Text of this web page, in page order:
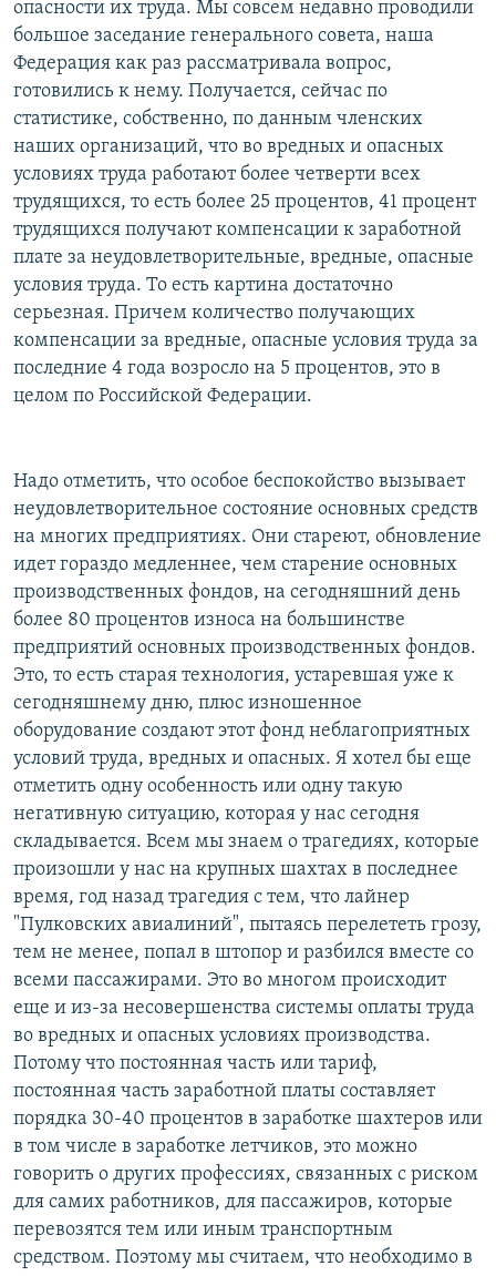
опасности их труда. Мы совсем недавно проводили
большое заседание генерального совета, наша
Федерация как раз рассматривала вопрос,
готовились к нему. Получается, сейчас по
статистике, собственно, по данным членских
наших организаций, что во вредных и опасных
условиях труда работают более четверти всех
трудящихся, то есть более 25 процентов, 41 процент
трудящихся получают компенсации к заработной
плате за неудовлетворительные, вредные, опасные
условия труда. То есть картина достаточно
серьезная. Причем количество получающих
компенсации за вредные, опасные условия труда за
последние 4 года возросло на 5 процентов, это в
целом по Российской Федерации.
Надо отметить, что особое беспокойство вызывает
неудовлетворительное состояние основных средств
на многих предприятиях. Они стареют, обновление
идет гораздо медленнее, чем старение основных
производственных фондов, на сегодняшний день
более 80 процентов износа на большинстве
предприятий основных производственных фондов.
Это, то есть старая технология, устаревшая уже к
сегодняшнему дню, плюс изношенное
оборудование создают этот фонд неблагоприятных
условий труда, вредных и опасных. Я хотел бы еще
отметить одну особенность или одну такую
негативную ситуацию, которая у нас сегодня
складывается. Всем мы знаем о трагедиях, которые
произошли у нас на крупных шахтах в последнее
время, год назад трагедия с тем, что лайнер
"Пулковских авиалиний", пытаясь перелететь грозу,
тем не менее, попал в штопор и разбился вместе со
всеми пассажирами. Это во многом происходит
еще и из-за несовершенства системы оплаты труда
во вредных и опасных условиях производства.
Потому что постоянная часть или тариф,
постоянная часть заработной платы составляет
порядка 30-40 процентов в заработке шахтеров или
в том числе в заработке летчиков, это можно
говорить о других профессиях, связанных с риском
для самих работников, для пассажиров, которые
перевозятся тем или иным транспортным
средством. Поэтому мы считаем, что необходимо в